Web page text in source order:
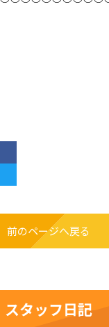
前のページへ戻る
スタッフ日記